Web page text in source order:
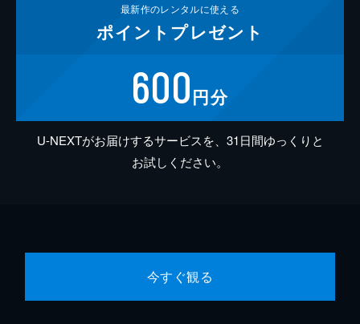
最新作のレンタルに使える
ポイント プレゼント
600円分
U-NEXTがお届けするサービスを、31日間ゆっくりと
お試しください。
今すぐ観る